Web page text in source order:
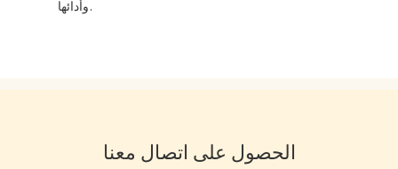
وأدائها.
الحصول على اتصال معنا